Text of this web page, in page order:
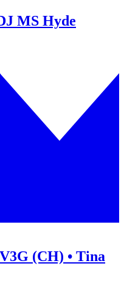
MS Hyde
(CH) • Tina